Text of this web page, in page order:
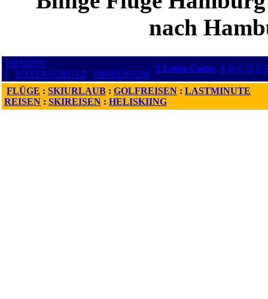
nach
FRAGEN
? : DATENSCHUTZ : IMPRESSUM
3 Letter-Codes A B C D E
FLÜGE : SKIURLAUB : GOLFREISEN : LASTMINUTE
REISEN : SKIREISEN : HELISKIING